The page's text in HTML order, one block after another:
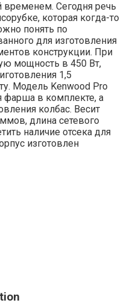
Сегодня речь
которая когда-то
понять по
для изготовления
конструкции. При
мощность в 450 Вт,
1,5
Модель Kenwood Pro
фарша в комплекте, а
колбас. Весит
длина сетевого
наличие отсека для
изготовлен